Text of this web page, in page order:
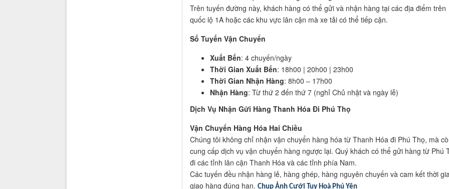
Trên tuyến đường này, khách hàng có thể gửi và nhận hàng tại các địa điểm trên
quốc lộ 1A hoặc các khu vực lân cận mà xe tải có thể tiếp cận.
Số Tuyến Vận Chuyển
Xuất Bến: 4 chuyến/ngày
Thời Gian Xuất Bến: 18h00 | 20h00 | 23h00
Thời Gian Nhận Hàng: 8h00 – 17h00
Nhận Hàng: Từ thứ 2 đến thứ 7 (nghỉ Chủ nhật và ngày lễ)
Dịch Vụ Nhận Gửi Hàng Thanh Hóa Đi Phú Thọ
Vận Chuyển Hàng Hóa Hai Chiều
Chúng tôi không chỉ nhận vận chuyển hàng hóa từ Thanh Hóa đi Phú Thọ, mà
cung cấp dịch vụ vận chuyển hàng ngược lại. Quý khách có thể gửi hàng từ Phú
đi các tỉnh lân cận Thanh Hóa và các tỉnh phía Nam.
Các tuyến đều nhận hàng lẻ, hàng ghép, hàng nguyên chuyến và cam kết thời
giao hàng đúng hạn. Chụp Ảnh Cưới Tuy Hoà Phú Yên